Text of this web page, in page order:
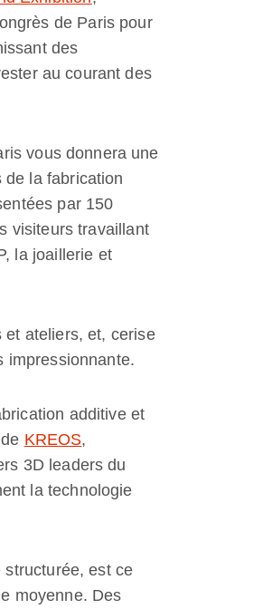
de Paris pour
des
au courant des
vous donnera une
la fabrication
par 150
visiteurs travaillant
la joaillerie et
et ateliers, et, cerise
impressionnante.
additive et
KREOS,
3D leaders du
la technologie
structurée, est ce
moyenne. Des